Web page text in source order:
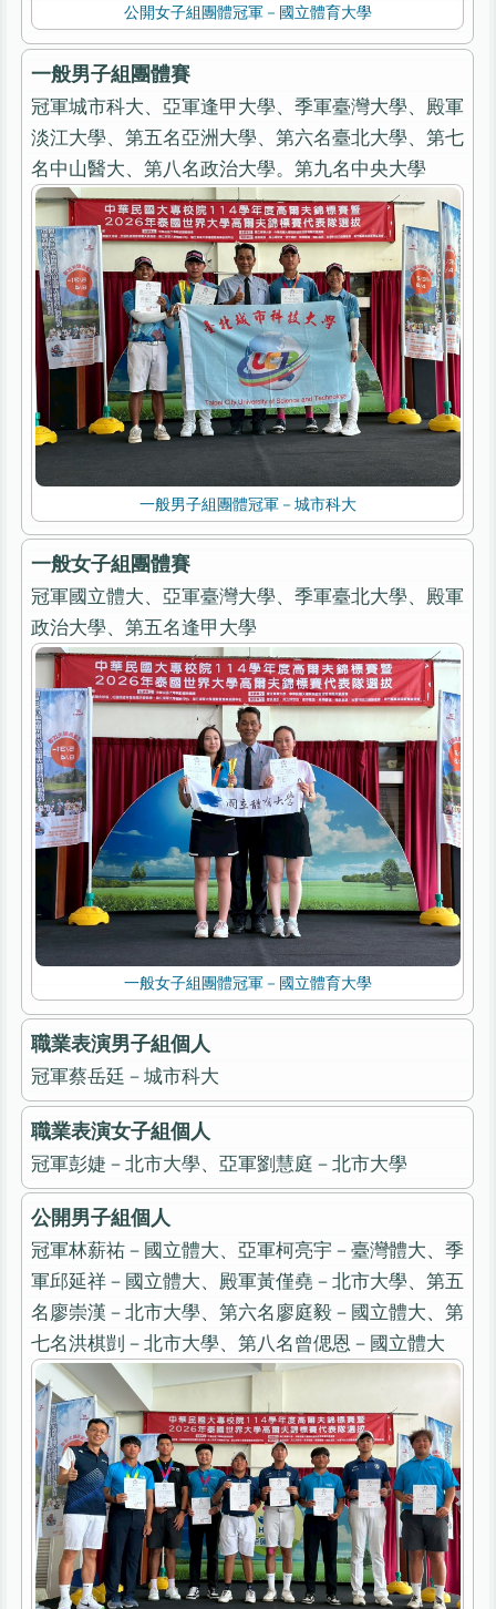
公開女子組團體冠軍－國立體育大學
一般男子組團體賽
冠軍城市科大、亞軍逢甲大學、季軍臺灣大學、殿軍
淡江大學、第五名亞洲大學、第六名臺北大學、第七
一般男子組團體冠軍－城市科大
一般女子組團體賽
冠軍國立體大、亞軍臺灣大學、季軍臺北大學、殿軍
一般女子組團體冠軍－國立體育大學
職業表演男子組個人
冠軍蔡岳廷－城市科大
職業表演女子組個人
冠軍彭婕－北市大學、亞軍劉慧庭－北市大學
公開男子組個人
冠軍林薪祐－國立體大、亞軍柯亮宇－臺灣體大、季
軍邱延祥－國立體大、殿軍黃僅堯－北市大學、第五
名廖崇漢－北市大學、第六名廖庭毅－國立體大、第